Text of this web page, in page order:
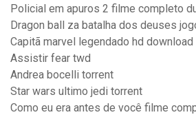
Policial em apuros 2 filme completo
Dragon ball za batalha dos deuses
Capitã marvel legendado hd download
Assistir fear twd
Andrea bocelli torrent
Star wars ultimo jedi torrent
Como eu era antes de você filme